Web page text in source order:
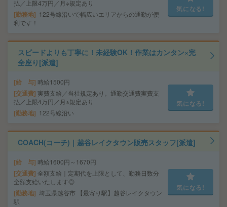
払／上限4万円／月※規定あり
勤務地
122号線沿いで幅広いエリアからの通勤が便
利です！
気になる!
スピードよりも丁寧に！未経験OK！作業はカンタン×完
全座り[派遣]
給 与 時給1500円
交通費 実費支給／当社規定あり。通勤交通費実費支
払／上限4万円／月※規定あり
勤務地 122号線沿い
気になる!
COACH(コーチ)｜越谷レイクタウン販売スタッフ[派遣]
給 与 時給1600円～1670円
交通費 全額支給｜定期代を上限として、勤務日数分
全額支給いたします◎
勤務地 埼玉県越谷市 【最寄り駅】越谷レイクタウン
駅
気になる!